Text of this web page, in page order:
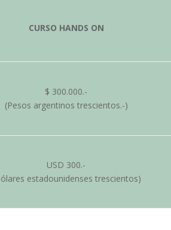
CURSO HANDS ON
$ 300.000.-
(Pesos argentinos trescientos.-)
USD 300.-
estadounidenses trescientos)